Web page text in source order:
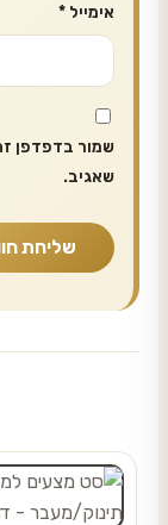
אימייל *
שמור בדפדפן
שאגיב.